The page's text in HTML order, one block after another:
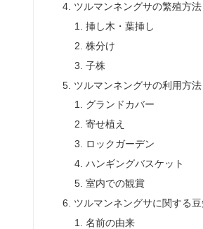
ツルマンネングサの繁殖方法
挿し木・葉挿し
株分け
子株
ツルマンネングサの利用方法
グランドカバー
寄せ植え
ロックガーデン
ハンギングバスケット
室内での観賞
ツルマンネングサに関する
名前の由来